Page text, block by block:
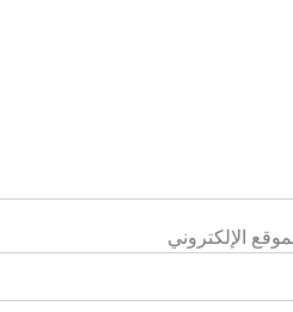
الإلكتروني